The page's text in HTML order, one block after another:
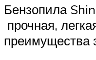
Бензопила
прочная,
преимущества